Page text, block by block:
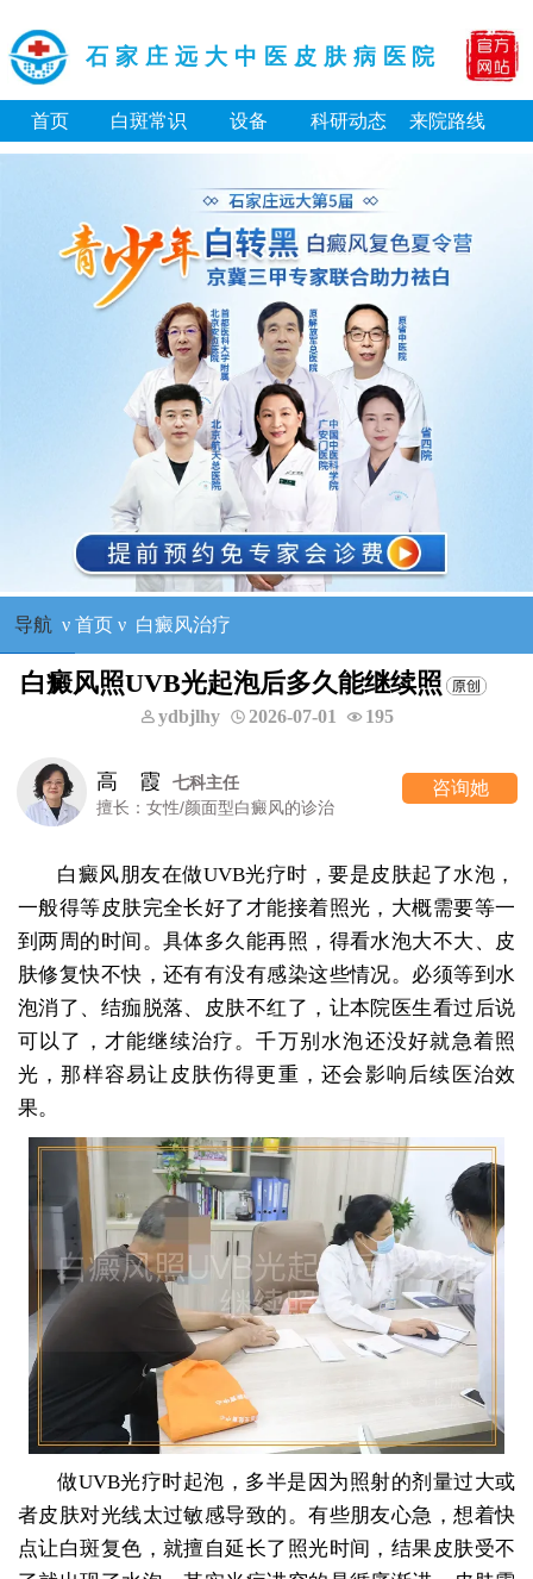
石家庄远大中医皮肤病医院
首页 白斑常识 设备 科研动态 来院路线
导航 ν 首页ν 白癜风治疗
白癜风照UVB光起泡后多久能继续照
ydbjlhy 2026-07-01 195
高 霞
七科主任
擅长：女性/颜面型白癜风的诊治
咨询她
白癜风朋友在做UVB光疗时，要是皮肤起了水泡，
一般得等皮肤完全长好了才能接着照光，大概需要等一
到两周的时间。具体多久能再照，得看水泡大不大、皮
肤修复快不快，还有有没有感染这些情况。必须等到水
泡消了、结痂脱落、皮肤不红了，让本院医生看过后说
可以了，才能继续治疗。千万别水泡还没好就急着照
光，那样容易让皮肤伤得更重，还会影响后续医治效
果。
做UVB光疗时起泡，多半是因为照射的剂量过大或
者皮肤对光线太过敏感导致的。有些朋友心急，想着快
点让白斑复色，就擅自延长了照光时间，结果皮肤受不